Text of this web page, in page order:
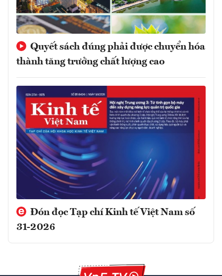
Quyết sách đúng phải được chuyển hóa
thành tăng trưởng chất lượng cao
Đón đọc Tạp chí Kinh tế Việt Nam số
31-2026